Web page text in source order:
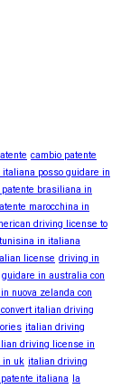
cambio patente
italiana posso guidare in
patente brasiliana in
marocchina in
driving license to
in italiana
license driving in
guidare in australia con
nuova zelanda con
convert italian driving
italian driving
driving license in
in uk italian driving
patente italiana
la